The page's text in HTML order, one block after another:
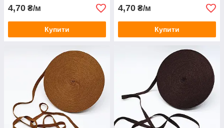
4,70 ₴/м
Купити
4,70 ₴/м
Купити